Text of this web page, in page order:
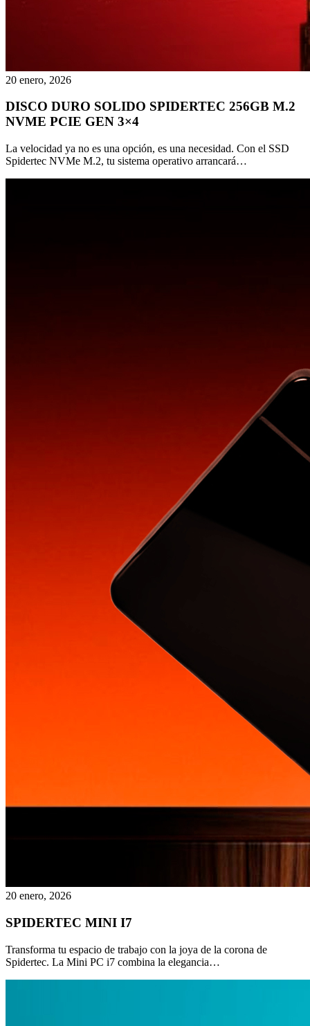
20 enero, 2026
DISCO DURO SOLIDO SPIDERTEC 256GB M.2
NVME PCIE GEN 3×4
La velocidad ya no es una opción, es una necesidad. Con el SSD
Spidertec NVMe M.2, tu sistema operativo arrancará…
20 enero, 2026
SPIDERTEC MINI I7
Transforma tu espacio de trabajo con la joya de la corona de
Spidertec. La Mini PC i7 combina la elegancia…